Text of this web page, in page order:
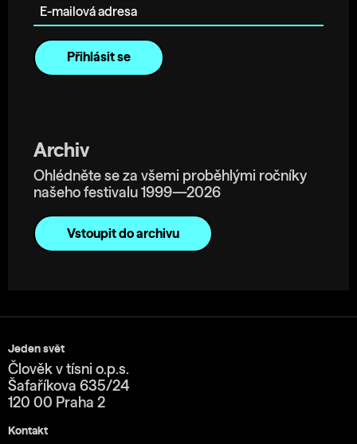
Archiv
Ohlédněte se za všemi proběhlými ročníky
našeho festivalu 1999—2026
Vstoupit do archivu
Jeden svět
Člověk v tísni o.p.s.
Šafaříkova 635/24
120 00 Praha 2
Kontakt